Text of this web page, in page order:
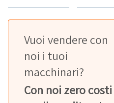
Vuoi vendere con
noi i tuoi
macchinari?
Con noi zero costi